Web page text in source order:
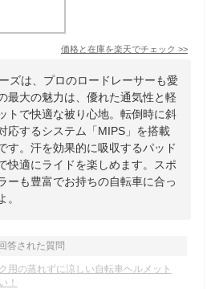
価格と在庫を楽天でチェック >>
ズは、プロのロードレーサーも愛
最大の魅力は、優れた通気性と軽
トで快適な被り心地。転倒時に斜
応するシステム「MIPS」を搭載
す。汗を効果的に吸収するパッド
快適にライドを楽しめます。スポ
ーも豊富でお持ちの自転車に合っ
。
回答された質問
用の蒸れずに涼しい自転車ヘルメット
！